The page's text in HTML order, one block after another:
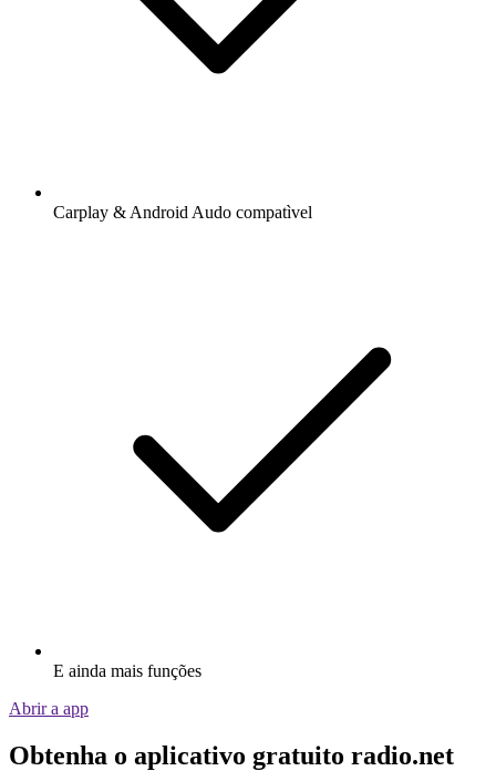
Carplay & Android Audo compatìvel
E ainda mais funções
Abrir a app
Obtenha o aplicativo gratuito radio.net